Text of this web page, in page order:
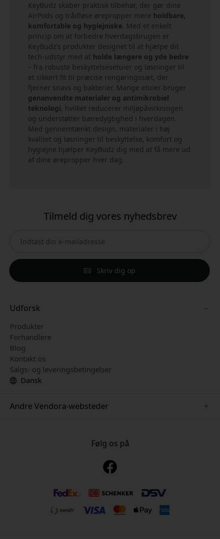
KeyBudz skaber praktisk tilbehør, der gør dine
AirPods og trådløse ørepropper mere holdbare,
komfortable og hygiejniske. Med et enkelt
princip om at forbedre hverdagsbrugen er
KeyBudz’s produkter designet til at hjælpe dit
tech-udstyr med at holde længere og yde bedre
– fra robuste beskyttelsesetuier og løsninger til
et sikkert fit til præcise rengøringssæt, der
fjerner snavs og bakterier. Mange etuier bruger
genanvendte materialer og antimikrobiel
teknologi, hvilket reducerer miljøpåvirkningen
og understøtter bæredygtighed i hverdagen.
Med gennemtænkt design, materialer i høj
kvalitet og løsninger til beskyttelse, komfort og
hygiejne hjælper KeyBudz dig med at få mere ud
af dine ørepropper hver dag.
Tilmeld dig vores nyhedsbrev
Skriv dig op
Udforsk
Produkter
Forhandlere
Blog
Kontakt os
Salgs- og leveringsbetingelser
Dansk
Andre Vendora-websteder
www.myfirst.se
Følg os på